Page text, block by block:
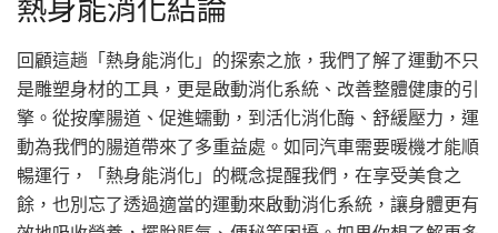
回顧這趟「熱身能消化」的探索之旅，我們了解了運動不只
是雕塑身材的工具，更是啟動消化系統、改善整體健康的引
擎。從按摩腸道、促進蠕動，到活化消化酶、舒緩壓力，運
動為我們的腸道帶來了多重益處。如同汽車需要暖機才能順
暢運行，「熱身能消化」的概念提醒我們，在享受美食之
餘，也別忘了透過適當的運動來啟動消化系統，讓身體更有